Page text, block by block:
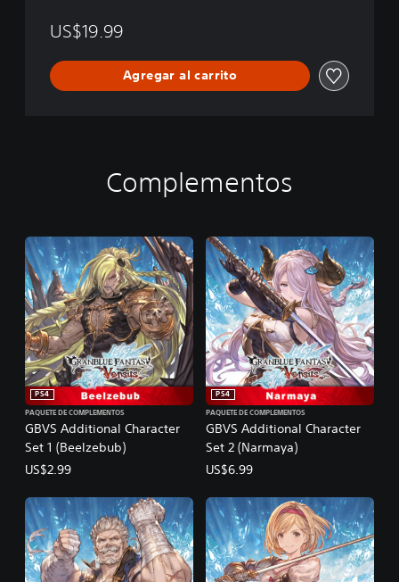
US$19.99
Agregar al carrito
Complementos
GBVS Additional Character
Set 1 (Beelzebub)
PS4
PAQUETE DE COMPLEMENTOS
US$2.99
GBVS Additional Character
Set 2 (Narmaya)
PS4
PAQUETE DE COMPLEMENTOS
US$6.99